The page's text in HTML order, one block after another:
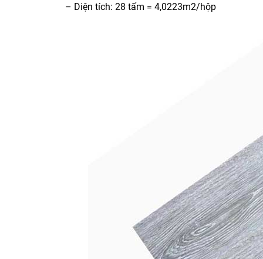
– Diện tích: 28 tấm = 4,0223m2/hộp